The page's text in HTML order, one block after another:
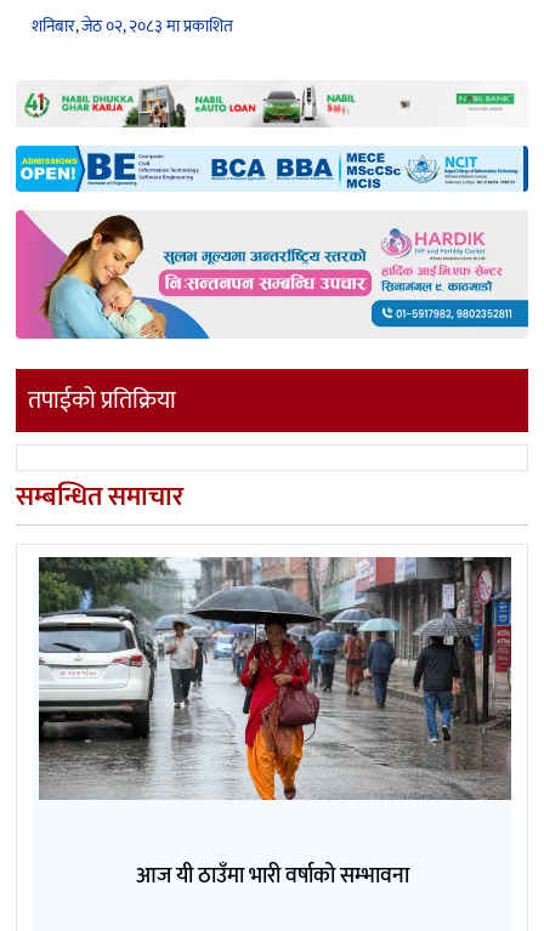
शनिबार, जेठ ०२, २०८३ मा प्रकाशित
तपाईको प्रतिक्रिया
सम्बन्धित समाचार
आज यी ठाउँमा भारी वर्षाको सम्भावना